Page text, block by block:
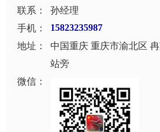
联系：
孙经理
手机：
15823235987
地址：
中国重庆 重庆市渝北区
站旁
微信：